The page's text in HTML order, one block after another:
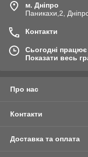
м. Дніпро
Паникахи,2,
Контакти
Сьогодні
Показати весь
Про нас
Контакти
Доставка та оплата